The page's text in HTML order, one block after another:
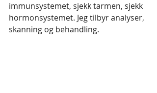
immunsystemet, sjekk tarmen, sjekk
hormonsystemet. Jeg tilbyr analyser,
skanning og behandling.